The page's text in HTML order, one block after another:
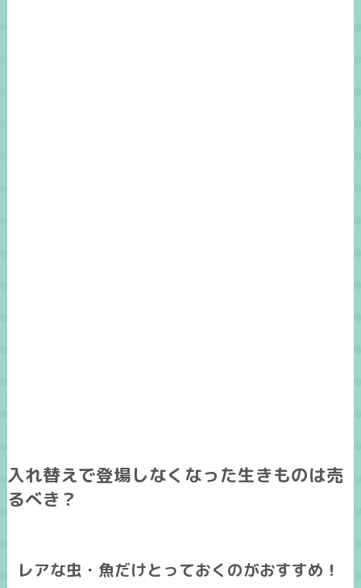
入れ替えで登場しなくなった生きものは売
るべき？
レアな虫・魚だけとっておくのがおすすめ！